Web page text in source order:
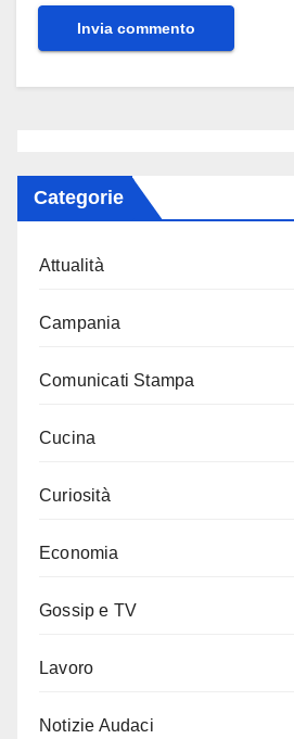
Categorie
Attualità
Campania
Comunicati Stampa
Cucina
Curiosità
Economia
Gossip e TV
Lavoro
Notizie Audaci